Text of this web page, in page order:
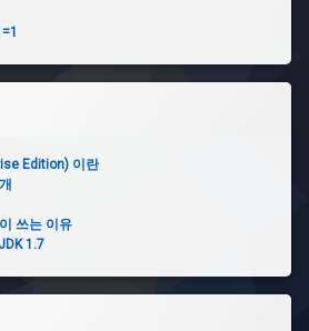
Edition) 이란
쓰는 이유
1.7